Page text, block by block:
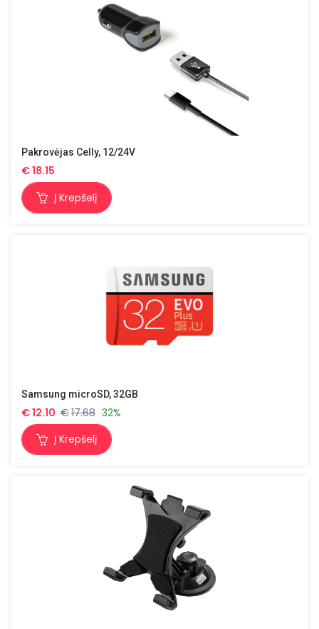
Pakrovėjas Celly, 12/24V
€18.15
Į Krepšelį
Samsung microSD, 32GB
€12.10 €17.68 32%
Į Krepšelį